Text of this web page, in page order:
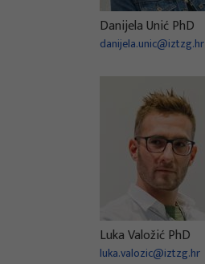
Danijela Unić PhD
danijela.unic@iztzg.hr
Luka Valožić PhD
luka.valozic@iztzg.hr